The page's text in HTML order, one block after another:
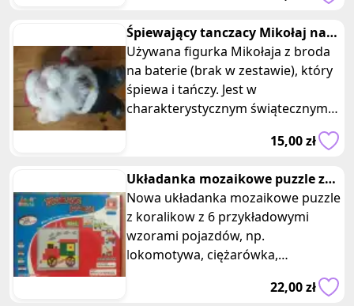
Śpiewający tanczacy Mikołaj na
baterie z workiem prezentow
Używana figurka Mikołaja z broda
na baterie (brak w zestawie), który
śpiewa i tańczy. Jest w
charakterystycznym świątecznym
ubraniu, czerwona czapka i kurtka,
15,00 zł
Układanka mozaikowe puzzle z
koralikow pojazdy
Nowa układanka mozaikowe puzzle
z koralikow z 6 przykładowymi
wzorami pojazdów, np.
lokomotywa, ciężarówka,
helikopter, statek. Posiadam dwie
22,00 zł